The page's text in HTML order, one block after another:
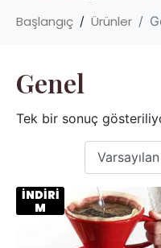
Başlangıç Ürünler
Genel
Tek bir sonuç
İNDİRİ
M